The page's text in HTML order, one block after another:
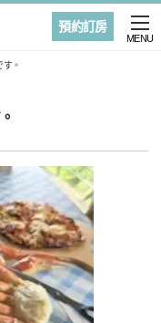
預約訂房
MENU
す。